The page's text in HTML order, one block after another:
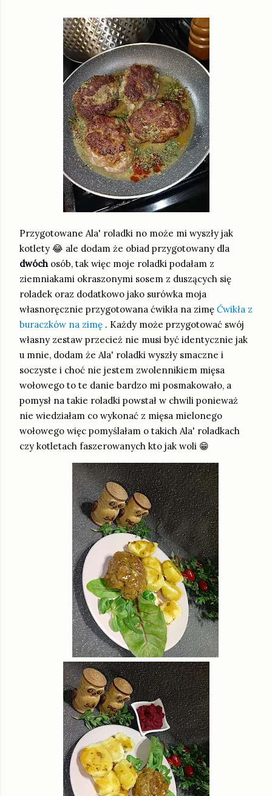
Przygotowane Ala' roladki no może mi wyszły jak
kotlety 😂 ale dodam że obiad przygotowany dla
dwóch osób, tak więc moje roladki podałam z
ziemniakami okraszonymi sosem z duszących się
roladek oraz dodatkowo jako surówka moja
własnoręcznie przygotowana ćwikła na zimę Ćwikła z
buraczków na zimę . Każdy może przygotować swój
własny zestaw przecież nie musi być identycznie jak
u mnie, dodam że Ala' roladki wyszły smaczne i
soczyste i choć nie jestem zwolennikiem mięsa
wołowego to te danie bardzo mi posmakowało, a
pomysł na takie roladki powstał w chwili ponieważ
nie wiedziałam co wykonać z mięsa mielonego
wołowego więc pomyślałam o takich Ala' roladkach
czy kotletach faszerowanych kto jak woli 😁